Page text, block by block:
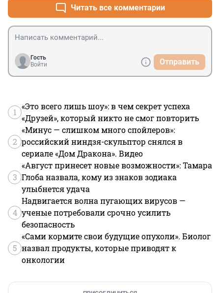
легко я отразил твоё.. коллективное Сознание!..) - Ну,
уж прямой тебе не отразить вопрос: какой Образ
достовернее, Зрительный, Словесный ли, а может -
Слышимый или, всё же.. - Сенсорный? - Тебе-то зачем
это знать? - Просто, представил себе.. Человека,
хорошего и.., подумал..: к чему бы ему стремиться?..) -
К чему же? - Господи, наизнанку выворачиваешь!
Разумеется - к Идеалу!..), если это фотохудожница,
так Он изменчив и, так изменчив.. Взгляд..)
Читать все комментарии
Гость
Войти
Отправить
1
«Это всего лишь шоу»: в чем секрет успеха
«Друзей», который никто не смог повторить
2
«Минус — слишком много спойлеров»:
российский ниндзя-скульптор снялся в
сериале «Дом Дракона». Видео
3
«Август принесет новые возможности»: Тамара
Глоба назвала, кому из знаков зодиака
улыбнется удача
4
Надвигается волна пугающих вирусов —
ученые потребовали срочно усилить
безопасность
5
«Сами кормите свои будущие опухоли». Биолог
назвал продукты, которые приводят к
онкологии